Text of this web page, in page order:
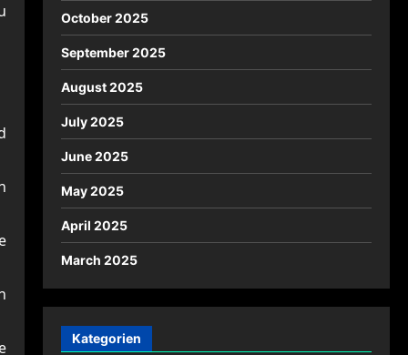
October 2025
September 2025
August 2025
July 2025
June 2025
May 2025
April 2025
March 2025
Kategorien